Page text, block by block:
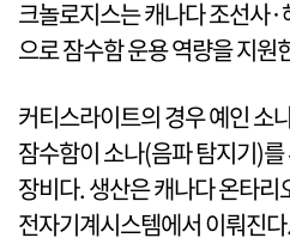
크놀로지스는 캐나다 조선사
으로 잠수함 운용 역량을 지원
커티스라이트의 경우 예인 소
잠수함이 소나(음파 탐지기)
장비다. 생산은 캐나다 온타
전자기계시스템에서 이뤄진다.